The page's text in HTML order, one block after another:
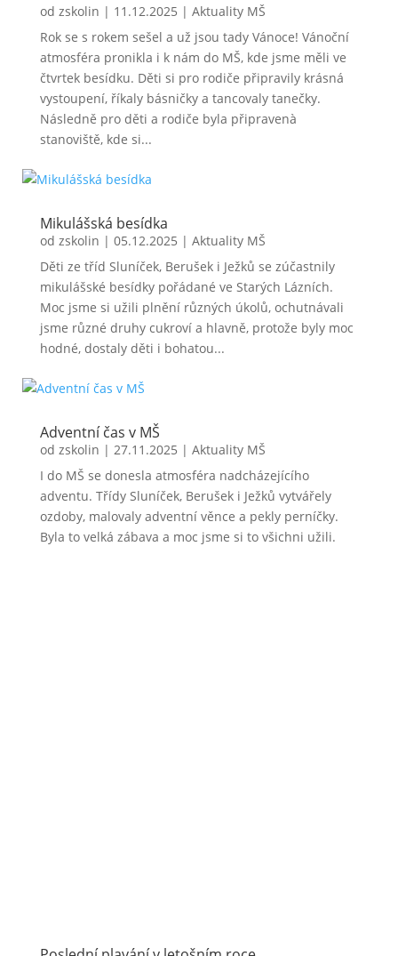
od zskolin | 11.12.2025 | Aktuality MŠ
Rok se s rokem sešel a už jsou tady Vánoce! Vánoční
atmosféra pronikla i k nám do MŠ, kde jsme měli ve
čtvrtek besídku. Děti si pro rodiče připravily krásná
vystoupení, říkaly básničky a tancovaly tanečky.
Následně pro děti a rodiče byla připravenà
stanoviště, kde si...
Mikulášská besídka
od zskolin | 05.12.2025 | Aktuality MŠ
Děti ze tříd Sluníček, Berušek i Ježků se zúčastnily
mikulášské besídky pořádané ve Starých Lázních.
Moc jsme si užili plnění různých úkolů, ochutnávali
jsme různé druhy cukroví a hlavně, protože byly moc
hodné, dostaly děti i bohatou...
Adventní čas v MŠ
od zskolin | 27.11.2025 | Aktuality MŠ
I do MŠ se donesla atmosféra nadcházejícího
adventu. Třídy Sluníček, Berušek i Ježků vytvářely
ozdoby, malovaly adventní věnce a pekly perníčky.
Byla to velká zábava a moc jsme si to všichni užili.